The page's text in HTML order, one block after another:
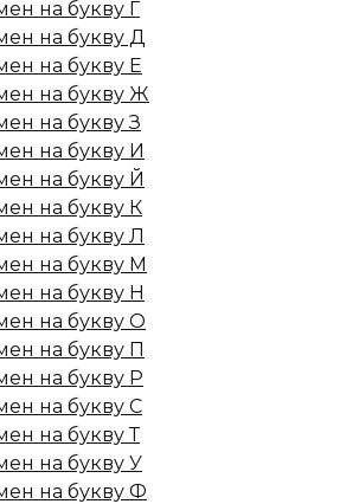
на букву Г
на букву Д
на букву Е
на букву Ж
на букву З
на букву И
на букву Й
на букву К
на букву Л
на букву М
на букву Н
на букву О
на букву П
на букву Р
на букву С
на букву Т
на букву У
на букву Ф